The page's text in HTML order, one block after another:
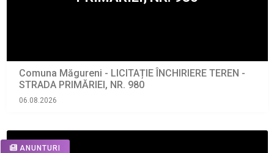
Comuna Măgureni - LICITAȚIE ÎNCHIRIERE TEREN -
STRADA PRIMĂRIEI, NR. 980
06.08.2026
ANUNTURI